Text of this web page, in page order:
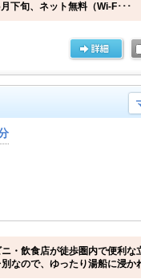
下旬、ネット無料（Wi-F･･･
・飲食店が徒歩圏内で便利な
なので、ゆったり湯船に浸か